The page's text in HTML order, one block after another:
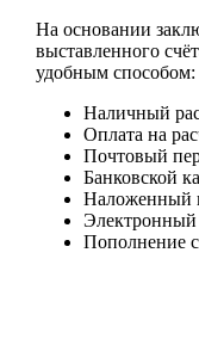
На основании
выставленного
удобным способом:
Наличный
Оплата на
Почтовый
Банковской
Наложенный
Электронный
Пополнение